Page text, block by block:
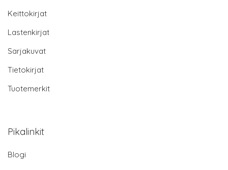
Keittokirjat
Lastenkirjat
Sarjakuvat
Tietokirjat
Tuotemerkit
Pikalinkit
Blogi